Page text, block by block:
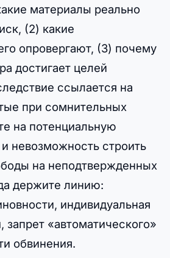
материалы реально
(2) какие
опровергают, (3) почему
достигает целей
ссылается на
при сомнительных
на потенциальную
невозможность строить
на неподтвержденных
держите линию:
индивидуальная
запрет «автоматического»
обвинения.